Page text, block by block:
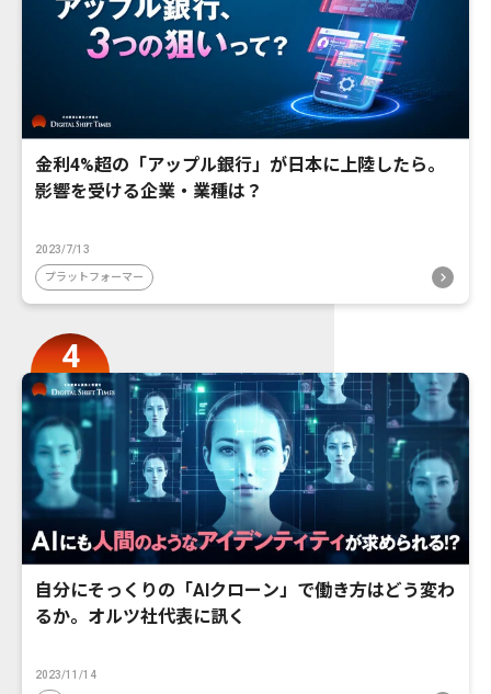
金利4%超の「アップル銀行」が日本に上陸したら。
影響を受ける企業・業種は？
2023/7/13
プラットフォーマー
自分にそっくりの「AIクローン」で働き方はどう変わ
るか。オルツ社代表に訊く
2023/11/14